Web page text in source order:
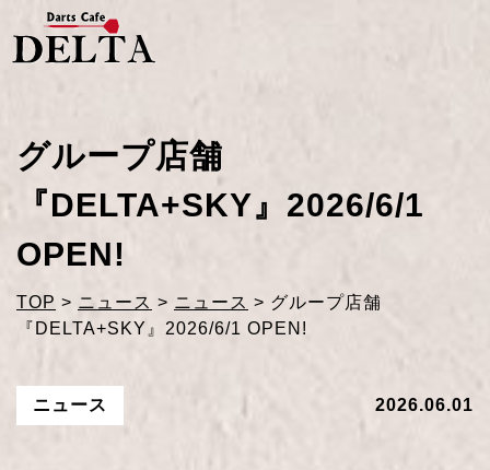
グループ店舗
『DELTA+SKY』2026/6/1
OPEN!
TOP > ニュース > ニュース > グループ店舗
『DELTA+SKY』2026/6/1 OPEN!
ニュース 2026.06.01